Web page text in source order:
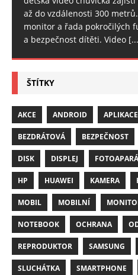
až do vzdálenosti 300
monitor a řada pokročilých
a bezpečnost dítěti. Video
ŠTÍTKY
AKCE ANDROID APLIKACE
BEZDRÁTOVÁ BEZPEČNOST
DISK DISPLEJ
HP HUAWEI KAMERA
MOBIL MOBILNÍ
NOTEBOOK OCHRANA
REPRODUKTOR SAMSUNG
SLUCHÁTKA SMARTPHONE